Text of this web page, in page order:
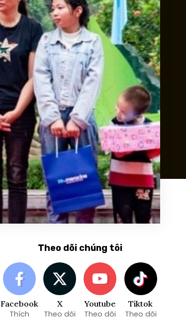
Theo dõi chúng tôi
Facebook
Thích
X
Theo dõi
Youtube
Theo dõi
Tiktok
Theo dõi